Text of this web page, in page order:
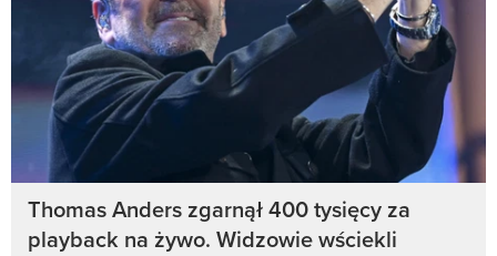
Thomas Anders zgarnął 400 tysięcy za
playback na żywo. Widzowie wściekli